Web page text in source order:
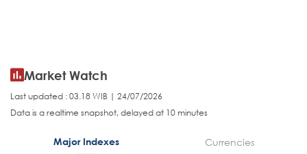
Market Watch
Last updated : 03.18 WIB | 24/07/2026
Data is a realtime snapshot, delayed at 10 minutes
Major Indexes Currencies